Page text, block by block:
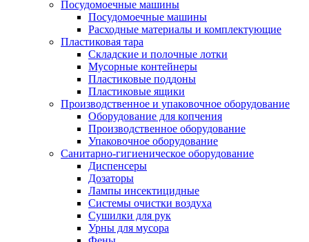
Посудомоечные машины
Посудомоечные машины
Расходные материалы и комплектующие
Пластиковая тара
Складские и полочные лотки
Мусорные контейнеры
Пластиковые поддоны
Пластиковые ящики
Производственное и упаковочное оборудование
Оборудование для копчения
Производственное оборудование
Упаковочное оборудование
Санитарно-гигиеническое оборудование
Диспенсеры
Дозаторы
Лампы инсектицидные
Системы очистки воздуха
Сушилки для рук
Урны для мусора